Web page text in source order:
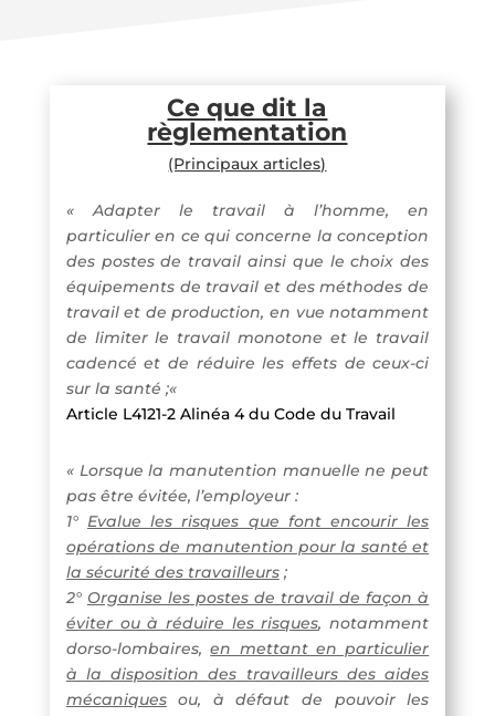
Ce que dit la
règlementation
(Principaux articles)
«Adapter le travail à l’homme, en
particulier en ce qui concerne la conception
des postes de travail ainsi que le choix des
équipements de travail et des méthodes de
travail et de production, en vue notamment
de limiter le travail monotone et le travail
cadencé et de réduire les effets de ceux-ci
sur la santé ;«
Article L4121-2 Alinéa 4 du Code du Travail
« Lorsque la manutention manuelle ne peut
pas être évitée, l’employeur :
1° Evalue les risques que font encourir les
opérations de manutention pour la santé et
la sécurité des travailleurs;
2° Organise les postes de travail de façon à
éviter ou à réduire les risques, notamment
dorso-lombaires,en mettant en particulier
à la disposition des travailleurs des aides
mécaniquesou, à défaut de pouvoir les